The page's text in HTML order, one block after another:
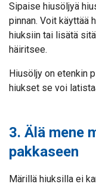
Sipaise hiusöljyä
pinnan. Voit käyttää
hiuksiin tai lisätä
häiritsee.
Hiusöljy on etenkin
hiukset se voi
3. Älä mene
pakkaseen
Märillä hiuksilla ei